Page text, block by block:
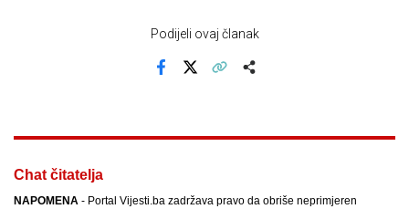
Podijeli ovaj članak
Chat čitatelja
NAPOMENA - Portal Vijesti.ba zadržava pravo da obriše neprimjeren